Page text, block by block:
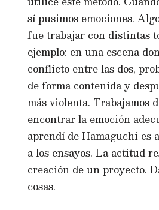
sí pusimos emociones.
fue trabajar con distintas
ejemplo: en una escena
conflicto entre las dos,
de forma contenida y
más violenta. Trabajamos
encontrar la emoción
aprendí de Hamaguchi es
a los ensayos. La actitud
creación de un proyecto.
cosas.